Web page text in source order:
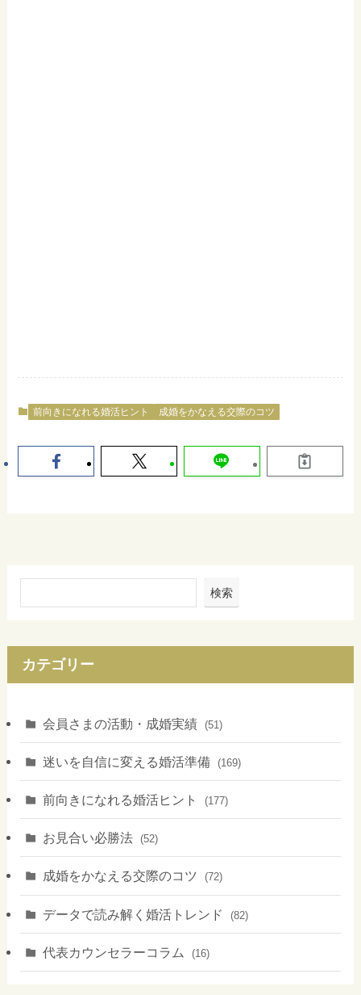
前向きになれる婚活ヒント 成婚をかなえる交際のコツ
検索
カテゴリー
会員さまの活動・成婚実績 (51)
迷いを自信に変える婚活準備 (169)
前向きになれる婚活ヒント (177)
お見合い必勝法 (52)
成婚をかなえる交際のコツ (72)
データで読み解く婚活トレンド (82)
代表カウンセラーコラム (16)